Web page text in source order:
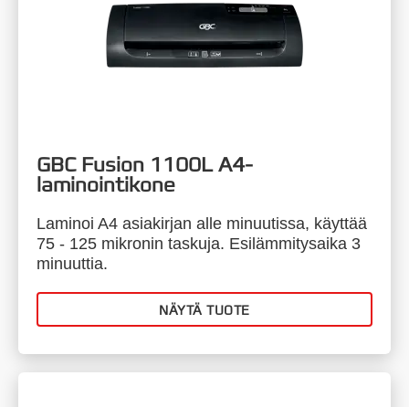
GBC Fusion 1100L A4-
laminointikone
Laminoi A4 asiakirjan alle minuutissa, käyttää
75 - 125 mikronin taskuja. Esilämmitysaika 3
minuuttia.
NÄYTÄ TUOTE